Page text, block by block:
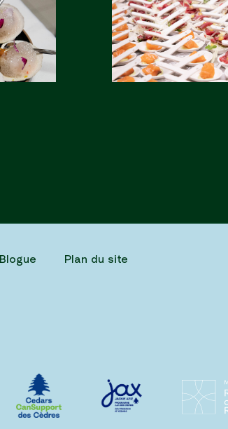
Blogue Plan du site